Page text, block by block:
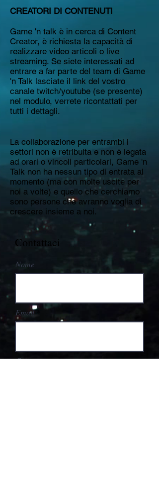
CREATORI DI CONTENUTI
Game 'n talk è in cerca di Content
Creator, è richiesta la capacità di
realizzare video articoli o live
streaming. Se siete interessati ad
entrare a far parte del team di Game
'n Talk lasciate il link del vostro
canale twitch/youtube (se presente)
nel modulo, verrete ricontattati per
tutti i dettagli.
La collaborazione per entrambi i
settori non è retribuita e non è legata
ad orari o vincoli particolari, Game 'n
Talk non ha nessun tipo di entrata al
momento (ma con molte uscite per
noi a volte) e quello che cerchiamo
sono persone che avranno voglia di
crescere insieme a noi.
Contattaci
Nome
Email
Cognome